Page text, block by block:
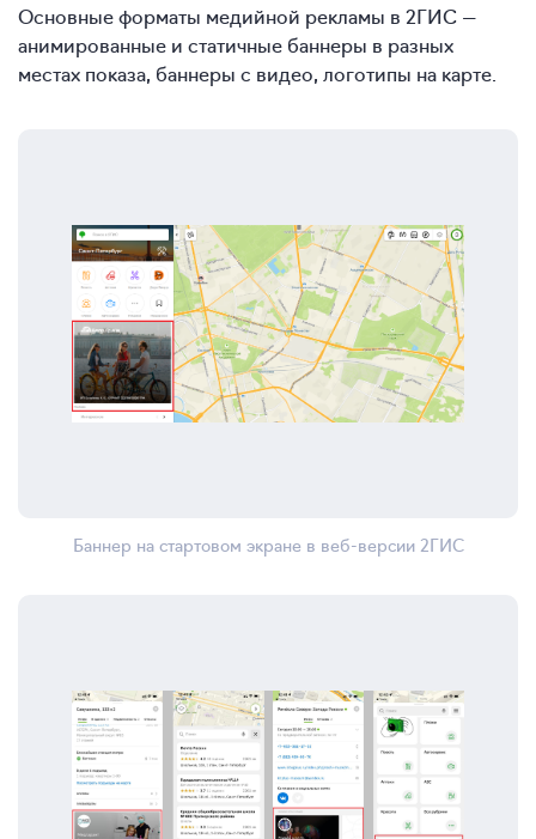
Основные форматы медийной рекламы в 2ГИС —
анимированные и статичные баннеры в разных
местах показа, баннеры с видео, логотипы на карте.
Баннер на стартовом экране в веб-версии 2ГИС